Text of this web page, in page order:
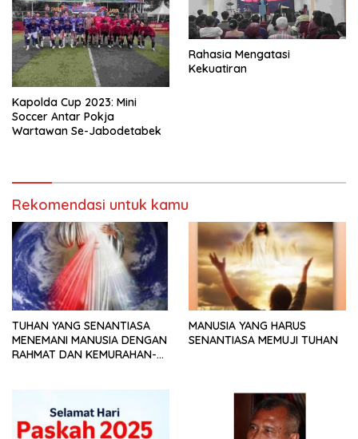
Kapolda Cup 2023: Mini
Soccer Antar Pokja
Wartawan Se-Jabodetabek
Rahasia Mengatasi
Kekuatiran
Rekomendasi untuk kamu
TUHAN YANG SENANTIASA
MENEMANI MANUSIA DENGAN
RAHMAT DAN KEMURAHAN-
MANUSIA YANG HARUS
SENANTIASA MEMUJI TUHAN